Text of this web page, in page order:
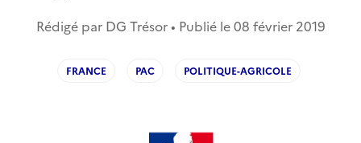
Rédigé par DG Trésor • Publié le08 février 2019
FRANCE PAC POLITIQUE-AGRICOLE